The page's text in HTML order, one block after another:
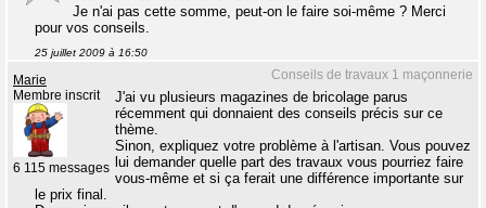
Je n'ai pas cette somme, peut-on le faire soi-même ? Merci
pour vos conseils.
25 juillet 2009 à 16:50
Conseils de travaux 1 maçonnerie
Marie
Membre inscrit
6 115 messages
J'ai vu plusieurs magazines de bricolage parus
récemment qui donnaient des conseils précis sur ce
thème.
Sinon, expliquez votre problème à l'artisan. Vous pouvez
lui demander quelle part des travaux vous pourriez faire
vous-même et si ça ferait une différence importante sur
le prix final.